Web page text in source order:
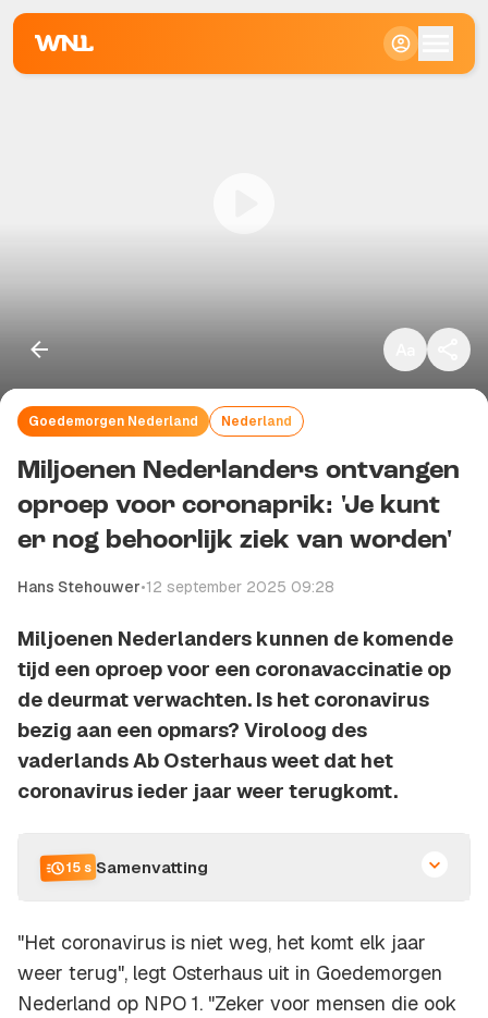
Goedemorgen Nederland Nederland
Miljoenen Nederlanders ontvangen
oproep voor coronaprik: 'Je kunt
er nog behoorlijk ziek van worden'
Hans Stehouwer•12 september 2025 09:28
Miljoenen Nederlanders kunnen de komende
tijd een oproep voor een coronavaccinatie op
de deurmat verwachten. Is het coronavirus
bezig aan een opmars? Viroloog des
vaderlands Ab Osterhaus weet dat het
coronavirus ieder jaar weer terugkomt.
15 s Samenvatting
"Het coronavirus is niet weg, het komt elk jaar
weer terug", legt Osterhaus uit in Goedemorgen
Nederland op NPO 1. "Zeker voor mensen die ook